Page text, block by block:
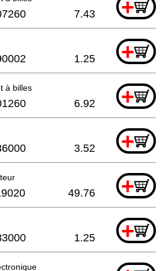
+
7.43
+
1.25
à billes +
6.92
+
3.52
+
49.76
+
1.25